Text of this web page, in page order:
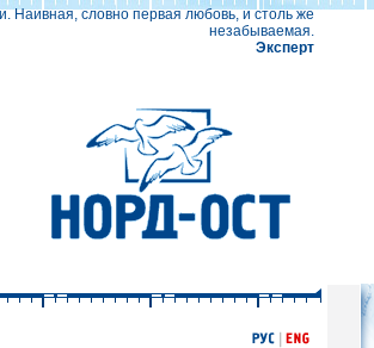
Наивная, словно первая любовь, и столь же
незабываемая.
Эксперт